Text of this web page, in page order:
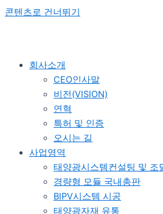
콘텐츠로 건너뛰기
회사소개
CEO인사말
비전(VISION)
연혁
특허 및 인증
오시는 길
사업영역
태양광시스템컨설팅 및 조
경량형 모듈 국내총판
BIPV시스템 시공
태양광자재 유통